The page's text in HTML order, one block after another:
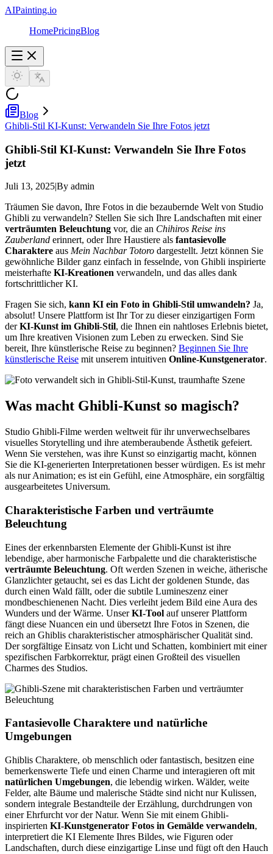
AIPainting.io
HomePricingBlog
Blog
Ghibli-Stil KI-Kunst: Verwandeln Sie Ihre Fotos jetzt
Ghibli-Stil KI-Kunst: Verwandeln Sie Ihre Fotos
jetzt
Juli 13, 2025|By admin
Träumen Sie davon, Ihre Fotos in die bezaubernde Welt von Studio
Ghibli zu verwandeln? Stellen Sie sich Ihre Landschaften mit einer
verträumten Beleuchtung vor, die an Chihiros Reise ins
Zauberland erinnert, oder Ihre Haustiere als fantasievolle
Charaktere aus Mein Nachbar Totoro dargestellt. Jetzt können Sie
gewöhnliche Bilder ganz einfach in fesselnde, von Ghibli inspirierte
meisterhafte KI-Kreationen verwandeln, und das alles dank
fortschrittlicher KI.
Fragen Sie sich, kann KI ein Foto in Ghibli-Stil umwandeln? Ja,
absolut! Unsere Plattform ist Ihr Tor zu dieser einzigartigen Form
derKI-Kunst im Ghibli-Stil, die Ihnen ein nahtloses Erlebnis bietet,
um Ihre kreativen Visionen zum Leben zu erwecken. Sind Sie
bereit, Ihre künstlerische Reise zu beginnen? Beginnen Sie Ihre
künstlerische Reise mit unserem intuitiven Online-Kunstgenerator.
Was macht Ghibli-Kunst so magisch?
Studio Ghibli-Filme werden weltweit für ihr unverwechselbares
visuelles Storytelling und ihre atemberaubende Ästhetik gefeiert.
Wenn Sie verstehen, was ihre Kunst so einzigartig macht, können
Sie die KI-generierten Interpretationen besser würdigen. Es ist mehr
als nur Animation; es ist ein Gefühl, eine Atmosphäre, ein sorgfältig
ausgearbeitetes Universum.
Charakteristische Farben und verträumte
Beleuchtung
Eines der erkennbarsten Elemente der Ghibli-Kunst ist ihre
lebendige, aber harmonische Farbpalette und die charakteristische
verträumte Beleuchtung. Oft werden Szenen in weiche, ätherische
Glanzlichter getaucht, sei es das Licht der goldenen Stunde, das
durch einen Wald fällt, oder die subtile Lumineszenz einer
mondbeschienenen Nacht. Dies verleiht jedem Bild eine Aura des
Wunders und der Wärme. UnserKI-Tool auf unserer Plattform
fängt diese Nuancen ein und übersetzt Ihre Fotos in Szenen, die
reich an Ghiblis charakteristischer atmosphärischer Qualität sind.
Der sorgfältige Einsatz von Licht und Schatten, kombiniert mit einer
spezifischen Farbkorrektur, prägt einen Großteil des visuellen
Charmes des Studios.
Fantasievolle Charaktere und natürliche
Umgebungen
Ghiblis Charaktere, ob menschlich oder fantastisch, besitzen eine
bemerkenswerte Tiefe und einen Charme und interagieren oft mit
natürlichen Umgebungen, die lebendig wirken. Wälder, weite
Felder, alte Bäume und malerische Städte sind nicht nur Kulissen,
sondern integrale Bestandteile der Erzählung, durchdrungen von
einer Ehrfurcht vor der Natur. Wenn Sie mit einem Ghibli-
inspirierten KI-Kunstgenerator Fotos in Gemälde verwandeln,
interpretiert die KI Elemente Ihres Bildes, wie Figuren oder
Landschaften, durch diese einzigartige Linse und fügt oft den Hauch